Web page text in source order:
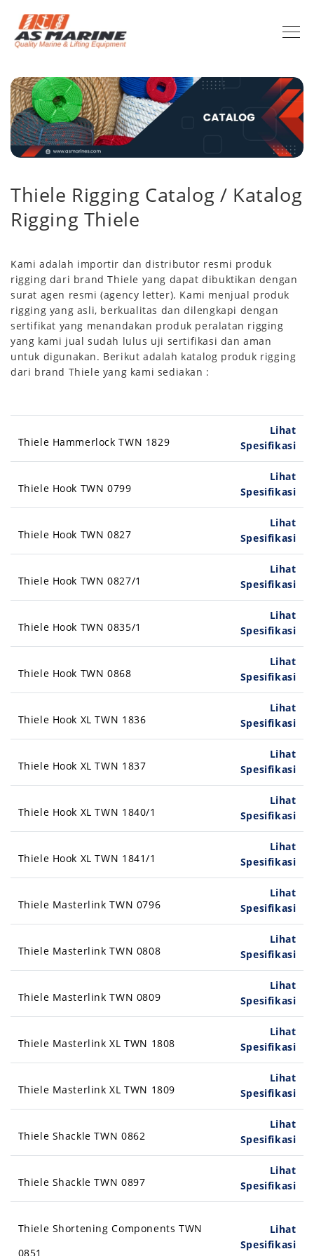
Thiele Rigging Catalog / Katalog
Rigging Thiele
Kami adalah importir dan distributor resmi produk
rigging dari brand Thiele yang dapat dibuktikan dengan
surat agen resmi (agency letter). Kami menjual produk
rigging yang asli, berkualitas dan dilengkapi dengan
sertifikat yang menandakan produk peralatan rigging
yang kami jual sudah lulus uji sertifikasi dan aman
untuk digunakan. Berikut adalah katalog produk rigging
dari brand Thiele yang kami sediakan :
Thiele Hammerlock TWN 1829
Lihat
Spesifikasi
Thiele Hook TWN 0799
Lihat
Spesifikasi
Thiele Hook TWN 0827
Lihat
Spesifikasi
Thiele Hook TWN 0827/1
Lihat
Spesifikasi
Thiele Hook TWN 0835/1
Lihat
Spesifikasi
Thiele Hook TWN 0868
Lihat
Spesifikasi
Thiele Hook XL TWN 1836
Lihat
Spesifikasi
Thiele Hook XL TWN 1837
Lihat
Spesifikasi
Thiele Hook XL TWN 1840/1
Lihat
Spesifikasi
Thiele Hook XL TWN 1841/1
Lihat
Spesifikasi
Thiele Masterlink TWN 0796
Lihat
Spesifikasi
Thiele Masterlink TWN 0808
Lihat
Spesifikasi
Thiele Masterlink TWN 0809
Lihat
Spesifikasi
Thiele Masterlink XL TWN 1808
Lihat
Spesifikasi
Thiele Masterlink XL TWN 1809
Lihat
Spesifikasi
Thiele Shackle TWN 0862
Lihat
Spesifikasi
Thiele Shackle TWN 0897
Lihat
Spesifikasi
Thiele Shortening Components TWN
0851
Lihat
Spesifikasi